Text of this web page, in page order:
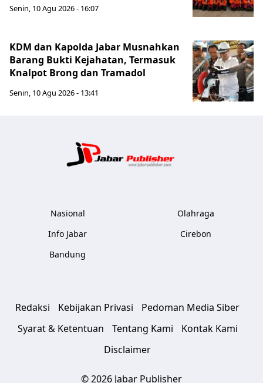
Senin, 10 Agu 2026 - 16:07
KDM dan Kapolda Jabar Musnahkan
Barang Bukti Kejahatan, Termasuk
Knalpot Brong dan Tramadol
Senin, 10 Agu 2026 - 13:41
Nasional
Info Jabar
Bandung
Olahraga
Cirebon
Redaksi Kebijakan Privasi
Pedoman Media Siber
Syarat & Ketentuan
Tentang Kami
Kontak Kami
Disclaimer
© 2026 Jabar Publisher